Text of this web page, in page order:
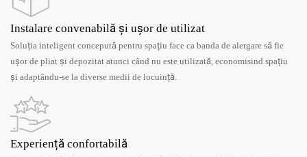
Instalare convenabilă și ușor de utilizat
Soluția inteligent concepută pentru spațiu face ca banda de alergare să fie
ușor de pliat și depozitat atunci când nu este utilizată, economisind spațiu
și adaptându-se la diverse medii de locuință.
Experiență confortabilă